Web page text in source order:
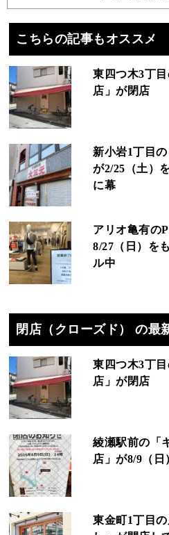
こちらの記事もオススメ
東四つ木3丁
店」が閉店
新小岩1丁目
が2/25（土）
に幕
アリオ亀有の
8/27（日）を
ル中
閉店（クローズド） の最
東四つ木3丁
店」が閉店
綾瀬駅前の「
店」が8/9（
東金町1丁目